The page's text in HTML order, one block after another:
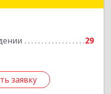
29
заявку
заявку